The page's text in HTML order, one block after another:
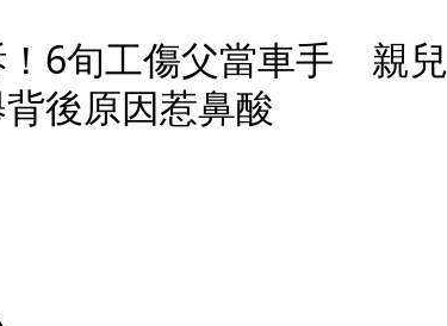
！6旬工傷父當車手 親兒
背後原因惹鼻酸